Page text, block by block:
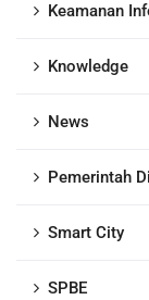
Keamanan
Knowledge
News
Pemerintah
Smart City
SPBE